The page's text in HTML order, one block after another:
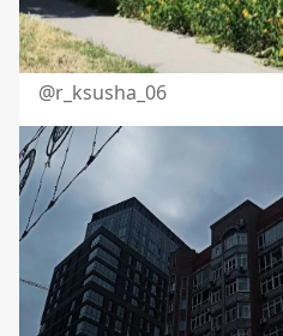
@r_ksusha_06